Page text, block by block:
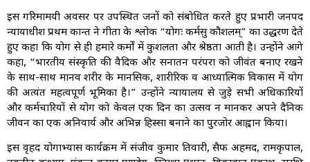
इस गरिमामयी अवसर पर उपस्थित जनों को संबोधित करते हुए प्रभारी जनपद
न्यायाधीश प्रथम कान्त ने गीता के श्लोक “योगः कर्मसु कौशलम्” का उद्धरण देते
हुए कहा कि योग से ही हमारे कर्मों में कुशलता और श्रेष्ठता आती है। उन्होंने आगे
कहा, “भारतीय संस्कृति की वैदिक और सनातन परंपरा को जीवंत बनाए रखने
के साथ-साथ मानव शरीर के मानसिक, शारीरिक व आध्यात्मिक विकास में योग
की अत्यंत महत्वपूर्ण भूमिका है।” उन्होंने न्यायालय से जुड़े सभी अधिकारियों
और कर्मचारियों से योग को केवल एक दिन का उत्सव न मानकर अपने दैनिक
जीवन का एक अनिवार्य और अभिन्न हिस्सा बनाने का पुरजोर आह्वान किया।
इस वृहद योगाभ्यास कार्यक्रम में संजीव कुमार तिवारी, सैफ अहमद, रामकृपाल,